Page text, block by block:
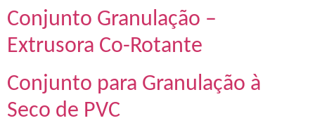
Conjunto Granulação –
Extrusora Co-Rotante
Conjunto para Granulação à
Seco de PVC